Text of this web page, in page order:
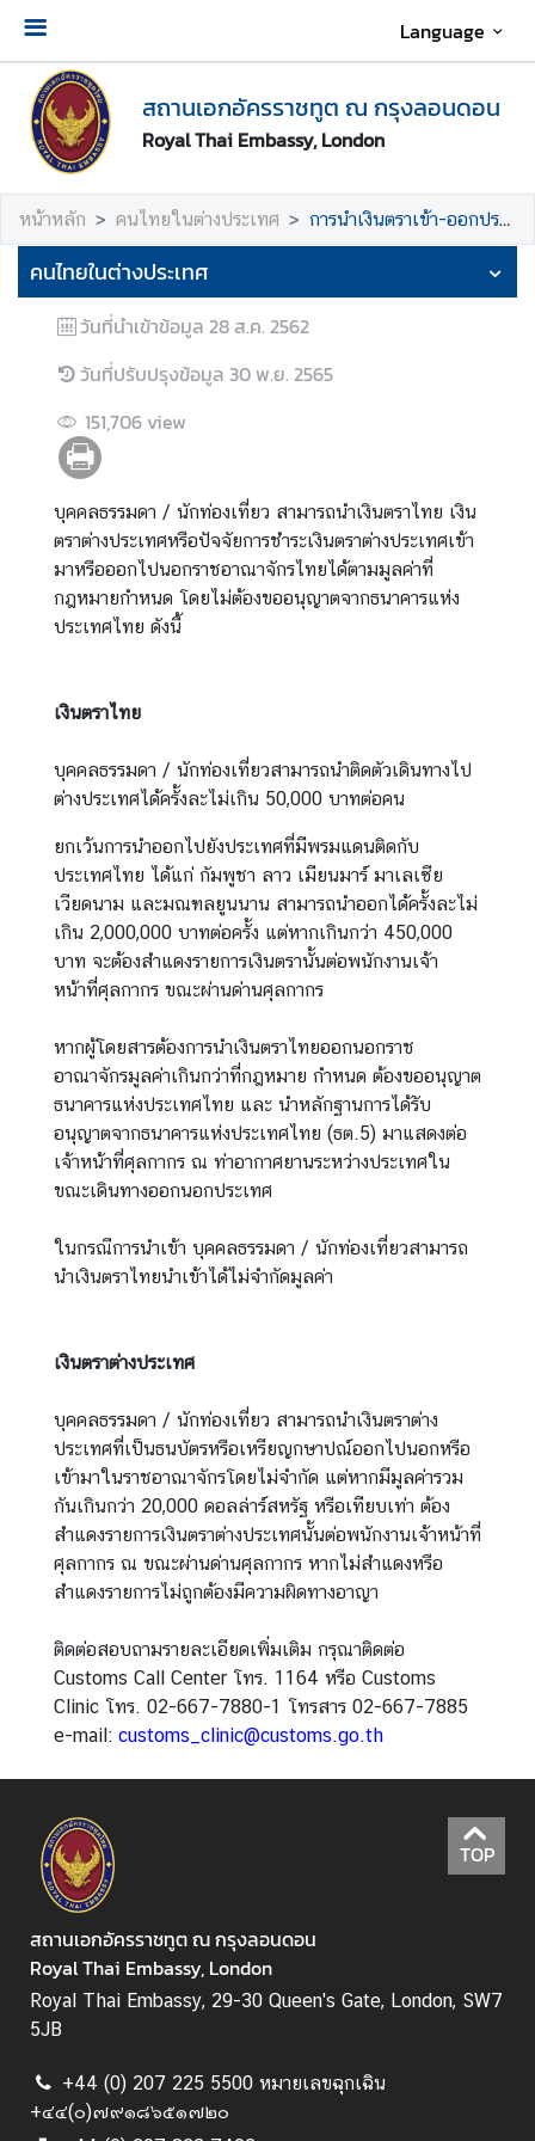
Language
สถานเอกอัครราชทูต ณ กรุงลอนดอน
Royal Thai Embassy, London
เ
กี่
ย
ว
บ
ส
ถ
า
น
เ
ก
อั
ค
ร
ร
า
ช
ทู
ข่
ว
|
ร
ะ
ก
า
ศ
ริ
ก
า
ร
ด้
า
ก
ง
อ
มู
ล
สำ
ห
รั
บ
น
ไ
ท
ย
ว
า
ม
สั
ม
พั
น
ธ์
ท
ย
หน้าหลัก คนไทยในต่างประเทศ การนำเงินตราเข้า-ออกประเทศไทย
คนไทยในต่างประเทศ
วันที่นำเข้าข้อมูล 28 ส.ค. 2562
วันที่ปรับปรุงข้อมูล 30 พ.ย. 2565
151,706 view
บุคคลธรรมดา / นักท่องเที่ยว สามารถนำเงินตราไทย เงิน
ตราต่างประเทศหรือปัจจัยการชำระเงินตราต่างประเทศเข้า
มาหรือออกไปนอกราชอาณาจักรไทยได้ตามมูลค่าที่
กฎหมายกำหนด โดยไม่ต้องขออนุญาตจากธนาคารแห่ง
ประเทศไทย ดังนี้
เงินตราไทย
บุคคลธรรมดา / นักท่องเที่ยวสามารถนำติดตัวเดินทางไป
ต่างประเทศได้ครั้งละไม่เกิน 50,000 บาทต่อคน
ยกเว้นการนำออกไปยังประเทศที่มีพรมแดนติดกับ
ประเทศไทย ได้แก่ กัมพูชา ลาว เมียนมาร์ มาเลเซีย
เวียดนาม และมณฑลยูนนาน สามารถนำออกได้ครั้งละไม่
เกิน 2,000,000 บาทต่อครั้ง แต่หากเกินกว่า 450,000
บาท จะต้องสำแดงรายการเงินตรานั้นต่อพนักงานเจ้า
หน้าที่ศุลกากร ขณะผ่านด่านศุลกากร
หากผู้โดยสารต้องการนำเงินตราไทยออกนอกราช
อาณาจักรมูลค่าเกินกว่าที่กฎหมาย กำหนด ต้องขออนุญาต
ธนาคารแห่งประเทศไทย และ นำหลักฐานการได้รับ
อนุญาตจากธนาคารแห่งประเทศไทย (ธต.5) มาแสดงต่อ
เจ้าหน้าที่ศุลกากร ณ ท่าอากาศยานระหว่างประเทศใน
ขณะเดินทางออกนอกประเทศ
ในกรณีการนำเข้า บุคคลธรรมดา / นักท่องเที่ยวสามารถ
นำเงินตราไทยนำเข้าได้ไม่จำกัดมูลค่า
เงินตราต่างประเทศ
บุคคลธรรมดา / นักท่องเที่ยว สามารถนำเงินตราต่าง
ประเทศที่เป็นธนบัตรหรือเหรียญกษาปณ์ออกไปนอกหรือ
เข้ามาในราชอาณาจักรโดยไม่จำกัด แต่หากมีมูลค่ารวม
กันเกินกว่า 20,000 ดอลล่าร์สหรัฐ หรือเทียบเท่า ต้อง
สำแดงรายการเงินตราต่างประเทศนั้นต่อพนักงานเจ้าหน้าที่
ศุลกากร ณ ขณะผ่านด่านศุลกากร หากไม่สำแดงหรือ
สำแดงรายการไม่ถูกต้องมีความผิดทางอาญา
ติดต่อสอบถามรายละเอียดเพิ่มเติม กรุณาติดต่อ
Customs Call Center โทร. 1164 หรือ Customs
Clinic โทร. 02-667-7880-1 โทรสาร 02-667-7885
e-mail: customs_clinic@customs.go.th
TOP
สถานเอกอัครราชทูต ณ กรุงลอนดอน
Royal Thai Embassy, London
Royal Thai Embassy, 29-30 Queen's Gate, London, SW7
5JB
+44 (0) 207 225 5500 หมายเลขฉุกเฉิน
+๔๔(๐)๗๙๑๘๖๕๑๗๒๐